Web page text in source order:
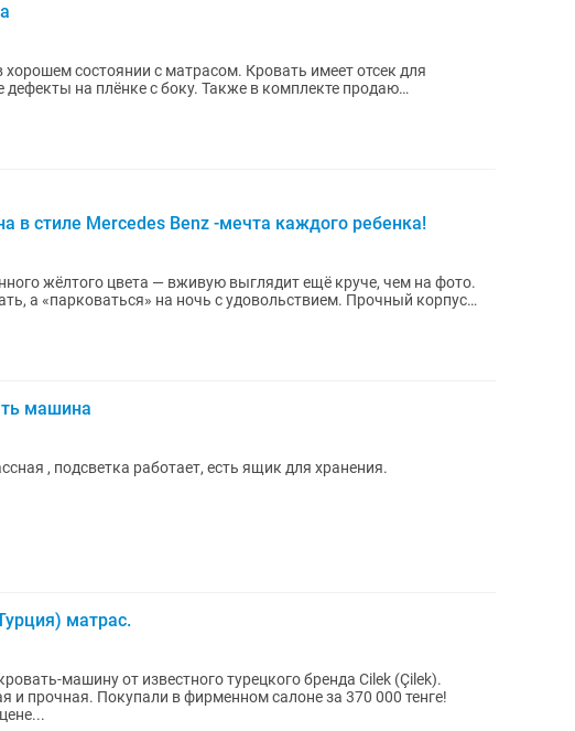
состоянии с матрасом. Кровать имеет отсек для
на плёнке с боку. Также в комплекте продаю
в стиле Mercedes Benz -мечта каждого ребенка!
жёлтого цвета — вживую выглядит ещё круче, чем на фото.
на ночь с удовольствием. Прочный корпус
машина
, подсветка работает, есть ящик для хранения.
матрас.
машину от известного турецкого бренда Cilek (Çilek).
салоне за 370 000 тенге!